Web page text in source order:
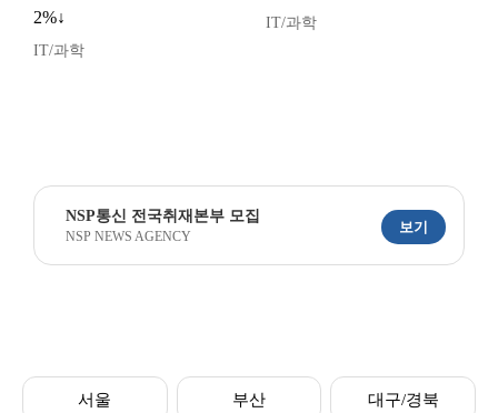
2%↓
IT/과학
IT/과학
NSP통신 전국취재본부 모집
NSP NEWS AGENCY
보기
서울 부산 대구/경북